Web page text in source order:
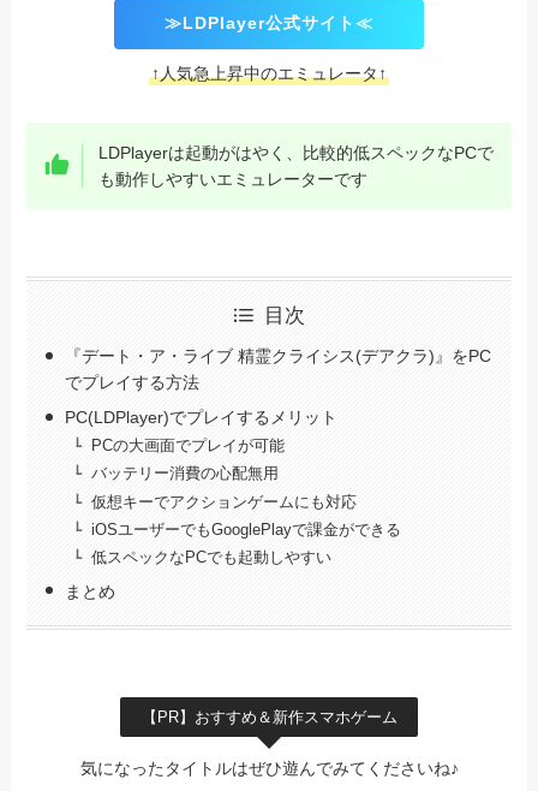
≫LDPlayer公式サイト≪
↑人気急上昇中のエミュレータ↑
LDPlayerは起動がはやく、比較的低スペックなPCで
も動作しやすいエミュレーターです
目次
『デート・ア・ライブ 精霊クライシス(デアクラ)』をPC
でプレイする方法
PC(LDPlayer)でプレイするメリット
PCの大画面でプレイが可能
バッテリー消費の心配無用
仮想キーでアクションゲームにも対応
iOSユーザーでもGooglePlayで課金ができる
低スペックなPCでも起動しやすい
まとめ
【PR】おすすめ＆新作スマホゲーム
気になったタイトルはぜひ遊んでみてくださいね♪